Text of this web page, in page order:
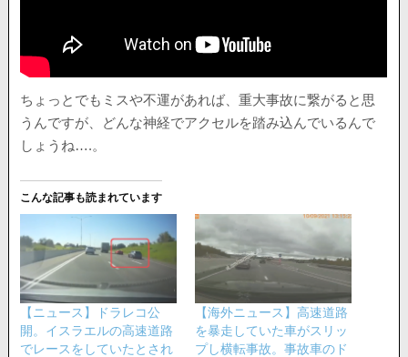
ちょっとでもミスや不運があれば、重大事故に繋がると思
うんですが、どんな神経でアクセルを踏み込んでいるんで
しょうね….。
こんな記事も読まれています
【ニュース】ドラレコ公
開。イスラエルの高速道路
でレースをしていたとされ
【海外ニュース】高速道路
を暴走していた車がスリッ
プし横転事故。事故車のド